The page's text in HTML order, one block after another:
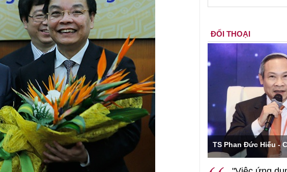
ĐỐI THOẠI
TS Phan Đức Hiếu - Chuyên gia kinh